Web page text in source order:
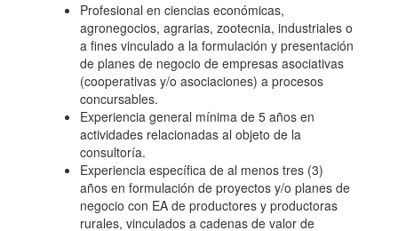
INNOVADORAS
PARA EL
FORTALECIMIENTO
DE LAS
Profesional en ciencias económicas,
agronegocios, agrarias, zootecnia, industriales o
a fines vinculado a la formulación y presentación
de planes de negocio de empresas asociativas
(cooperativas y/o asociaciones) a procesos
concursables.
Experiencia general mínima de 5 años en
actividades relacionadas al objeto de la
consultoría.
Experiencia específica de al menos tres (3)
años en formulación de proyectos y/o planes de
negocio con EA de productores y productoras
rurales, vinculados a cadenas de valor de